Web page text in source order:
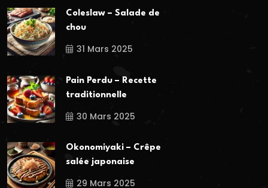
Coleslaw – Salade de
chou
31 Mars 2025
Pain Perdu – Recette
traditionnelle
30 Mars 2025
Okonomiyaki – Crêpe
salée japonaise
29 Mars 2025